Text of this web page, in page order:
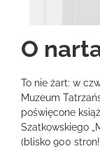
O
To nie żart: w
Muzeum
poświęcone
Szatkowskiego
(blisko 900